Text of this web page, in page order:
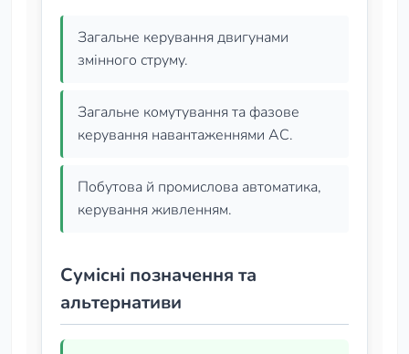
Загальне керування двигунами
змінного струму.
Загальне комутування та фазове
керування навантаженнями AC.
Побутова й промислова автоматика,
керування живленням.
Сумісні позначення та
альтернативи